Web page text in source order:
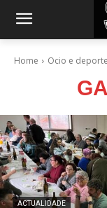
Home Ocio e deporte
ACTUALIDADE